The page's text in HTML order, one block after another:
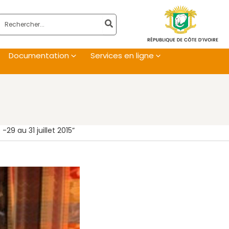
Documentation Services en ligne
au 31 juillet 2015”